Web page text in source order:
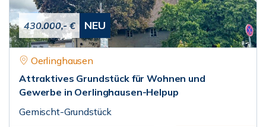
430.000,- € NEU
Oerlinghausen
Attraktives Grundstück für Wohnen und
Gewerbe in Oerlinghausen-Helpup
Gemischt-Grundstück